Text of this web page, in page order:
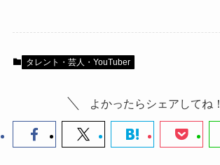
タレント・芸人・YouTuber
よかったらシェアしてね！